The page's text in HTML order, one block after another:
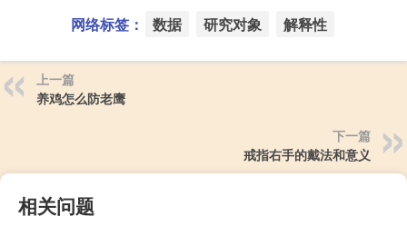
网络标签： 数据 研究对象 解释性
上一篇
养鸡怎么防老鹰
下一篇
戒指右手的戴法和意义
相关问题